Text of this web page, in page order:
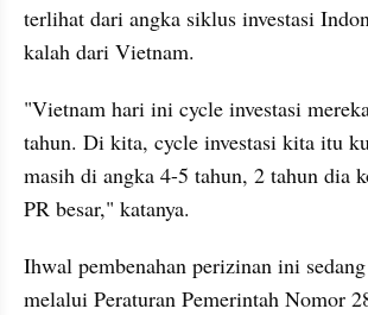
terlihat dari angka siklus investasi
kalah dari Vietnam.
"Vietnam hari ini cycle investasi
tahun. Di kita, cycle investasi kita itu
masih di angka 4-5 tahun, 2 tahun dia
PR besar," katanya.
Ihwal pembenahan perizinan ini
melalui Peraturan Pemerintah Nomor